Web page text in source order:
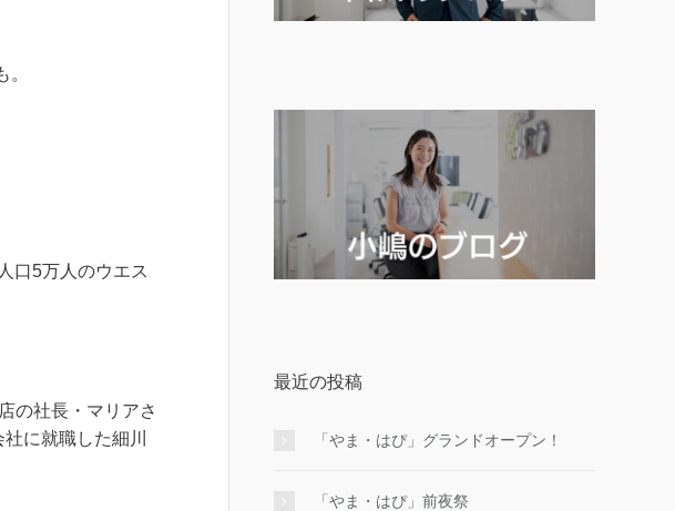
口5万人のウエス
の社長・マリアさ
に就職した細川
最近の投稿
「やま・はぴ」グランドオープン！
「やま・はぴ」前夜祭